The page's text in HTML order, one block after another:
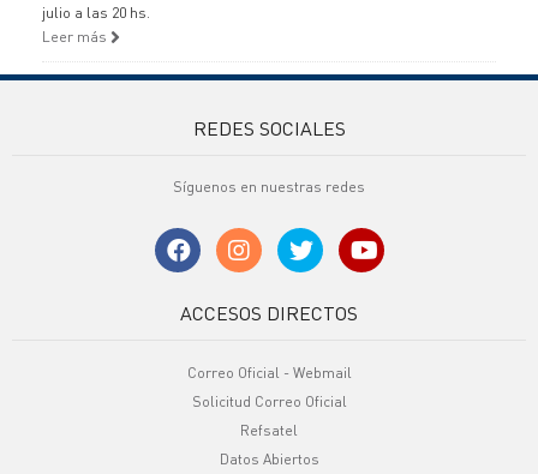
julio a las 20 hs.
Leer más
REDES SOCIALES
Síguenos en nuestras redes
ACCESOS DIRECTOS
Correo Oficial - Webmail
Solicitud Correo Oficial
Refsatel
Datos Abiertos